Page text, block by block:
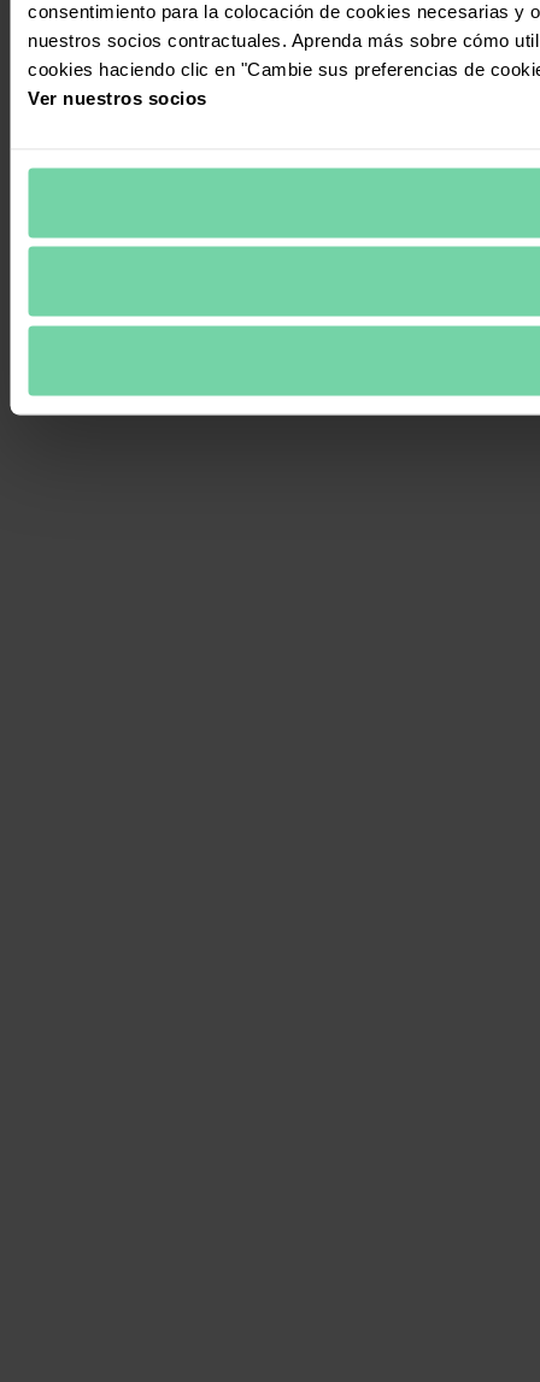
consentimiento para la colocación de cookies necesarias
nuestros socios contractuales. Aprenda más sobre cómo
cookies haciendo clic en "Cambie sus preferencias de
Ver nuestros socios